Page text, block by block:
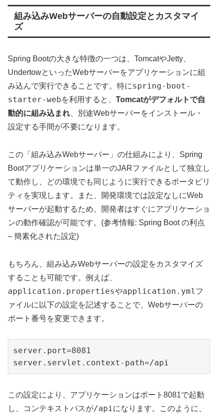
組み込みWebサーバーの自動設定とカスタマイ
ズ
Spring Bootの大きな特徴の一つは、TomcatやJetty、
UndertowといったWebサーバーをアプリケーションに組
み込んで実行できることです。特にspring-boot-
starter-webを利用すると、 Tomcatがデフォルトで自
動的に組み込まれ 、別途Webサーバーをインストール・
設定する手間が不要になります。
この「組み込みWebサーバー」の仕組みにより、Spring
Bootアプリケーションは単一のJARファイルとして独立し
て動作し、どの環境でも同じように実行できるポータビリ
ティを実現します。また、開発環境では設定なしにWeb
サーバーが起動するため、開発者はすぐにアプリケーショ
ンの動作確認が可能です。(参考情報: Spring Boot の利点
– 簡素化された設定)
もちろん、組み込みWebサーバーの設定をカスタマイズ
することも可能です。例えば、
application.propertiesやapplication.yml フ
ァイルに以下の設定を記述することで、Webサーバーの
ポート番号を変更できます。
server.port=8081
この設定により、アプリケーションはポート8081で起動
し、コンテキストパスが/apiになります。このように、